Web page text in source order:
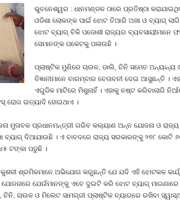
ଭୁବନେଶ୍ୱର : ଧାନମଣ୍ଡଳ ଠାରେ ପ୍ରତିଷ୍ଠା
ଓଡିଶା ଲୋକଙ୍କ ପାଇଁ ଝୋଟ ତିଆରି ଅଖା ଓ ବ୍ୟାଗ୍‍
ଝୋଟ ବ୍ୟାଗ୍‍ ବିକି ପଡୋଶୀ ରାଜ୍ୟର ବ୍ୟବସାୟୀମାନେ
ସେମାନଙ୍କ ପକେଟକୁ ପଳାଉଛି ।
ପ୍ଲାଷ୍ଟିକ ମୁଣିରେ ଚାଉଳ, ଡାଲି, ଚିନି ସମେତ
ବିଜ୍ଞାନୀମାନେ ବାରମ୍ବାର ଚେତାବନୀ ଦେଇ ଆସୁଛନ୍ତି
ଏଗୁଡିକ ମାଟିରେ ମିଶୁନାହିଁ । ଏହାକୁ ନଷ୍ଟ କରିବାଲାଗି
ରୋଗ ଇତ୍ୟାଦି ହୋଇଥାଏ ।
ପ୍ରଧାନମନ୍ତ୍ରୀ ଗରିବ କଲ୍ୟାଣ ଅନ୍ନ ଯୋଜନା ଓ ରାଜ୍ୟ
ଦିଆଯାଉଛି । ଏ ବାବଦରେ ରାଜ୍ୟ ସରକାରଙ୍କୁ ୨୭୮ କୋଟି
ଟଙ୍କା ପଡୁଛି ।
ଶ୍ରମିକମାନେ ଅଭିଯୋଗ କରୁଛନ୍ତି ଯେ ଯଦି ଏହି ଝୋଟକଳ
ଯୋଜନାରେ ଯେଉଁମାନଙ୍କୁ ଏବେ ଦୁଇଟି କରି ଝୋଟ ବ୍ୟାଗ୍‍
ଚିନି, ଚାଉଳ ଓ ମିଲେଟ ସାମଗ୍ରୀ ପ୍ଲାଷ୍ଟିକ ବ୍ୟାଗରେ ରଖିବା